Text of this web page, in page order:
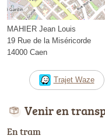
MAHIER Jean Louis
19 Rue de la Miséricorde
14000 Caen
Trajet Waze
Venir en
En tram